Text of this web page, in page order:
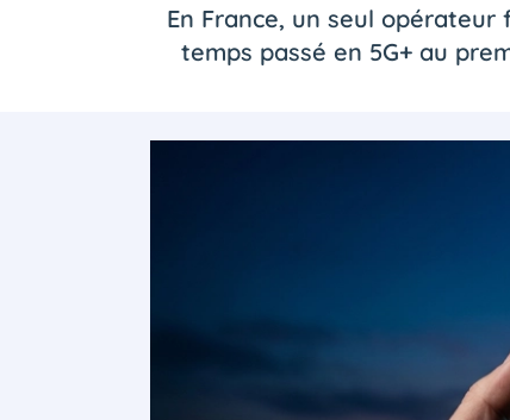
En France, un seul opérateur
temps passé en 5G+ au